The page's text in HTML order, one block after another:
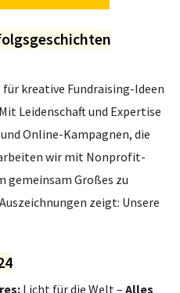
für kreative Fundraising-Ideen
Leidenschaft und Expertise
Online-Kampagnen, die
wir mit Nonprofit-
gemeinsam Großes zu
zeigt: Unsere
Licht für die Welt – Alles